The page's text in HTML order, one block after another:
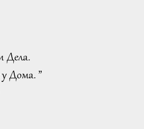
Дела.
Дома. ”